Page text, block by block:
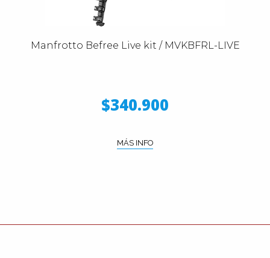
Manfrotto Befree Live kit / MVKBFRL-LIVE
$340.900
MÁS INFO